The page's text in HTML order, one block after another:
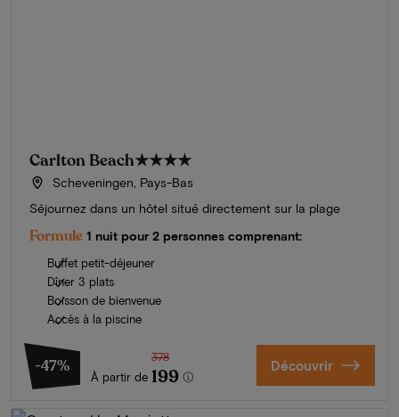
Carlton Beach★★★★
Scheveningen, Pays-Bas
Séjournez dans un hôtel situé directement sur la plage
Formule 1 nuit pour 2 personnes comprenant:
Buffet petit-déjeuner
Dîner 3 plats
Boisson de bienvenue
Accès à la piscine
-47%
À partir de
378
199 Découvrir